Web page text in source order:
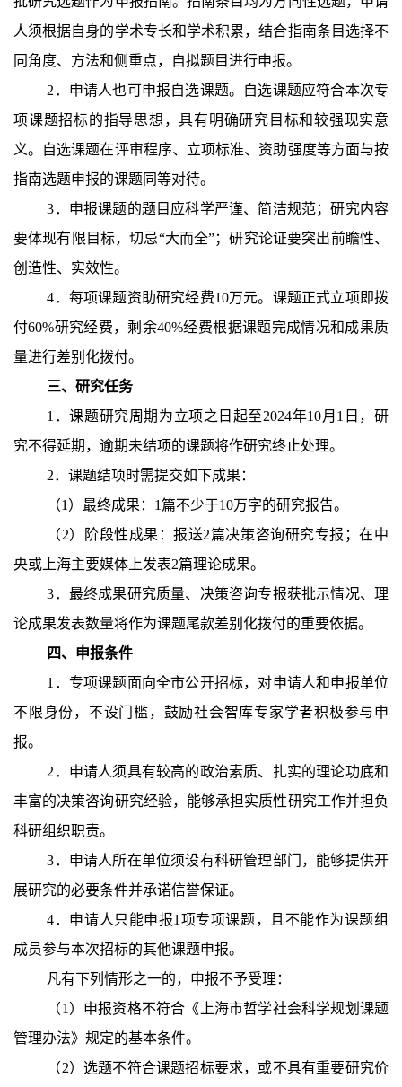
人须根据自身的学术专长和学术积累，结合指南条目选择不
同角度、方法和侧重点，自拟题目进行申报。
2．申请人也可申报自选课题。自选课题应符合本次专
项课题招标的指导思想，具有明确研究目标和较强现实意
义。自选课题在评审程序、立项标准、资助强度等方面与按
指南选题申报的课题同等对待。
3．申报课题的题目应科学严谨、简洁规范；研究内容
要体现有限目标，切忌“大而全”；研究论证要突出前瞻性、
创造性、实效性。
4．每项课题资助研究经费10万元。课题正式立项即拨
付60%研究经费，剩余40%经费根据课题完成情况和成果质
量进行差别化拨付。
三、研究任务
1．课题研究周期为立项之日起至2024年10月1日，研
究不得延期，逾期未结项的课题将作研究终止处理。
2．课题结项时需提交如下成果：
（1）最终成果：1篇不少于10万字的研究报告。
（2）阶段性成果：报送2篇决策咨询研究专报；在中
央或上海主要媒体上发表2篇理论成果。
3．最终成果研究质量、决策咨询专报获批示情况、理
论成果发表数量将作为课题尾款差别化拨付的重要依据。
四、申报条件
1．专项课题面向全市公开招标，对申请人和申报单位
不限身份，不设门槛，鼓励社会智库专家学者积极参与申
报。
2．申请人须具有较高的政治素质、扎实的理论功底和
丰富的决策咨询研究经验，能够承担实质性研究工作并担负
科研组织职责。
3．申请人所在单位须设有科研管理部门，能够提供开
展研究的必要条件并承诺信誉保证。
4．申请人只能申报1项专项课题，且不能作为课题组
成员参与本次招标的其他课题申报。
凡有下列情形之一的，申报不予受理：
（1）申报资格不符合《上海市哲学社会科学规划课题
管理办法》规定的基本条件。
（2）选题不符合课题招标要求，或不具有重要研究价